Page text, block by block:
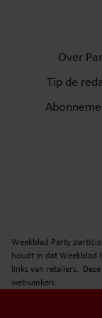
Over
Tip de
Weekblad Party
houdt in dat Weekblad
links van retailers.
webwinkels.